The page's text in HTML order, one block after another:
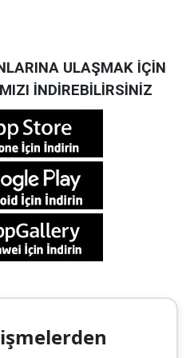
ULAŞMAK İÇİN
İNDİREBİLİRSİNİZ